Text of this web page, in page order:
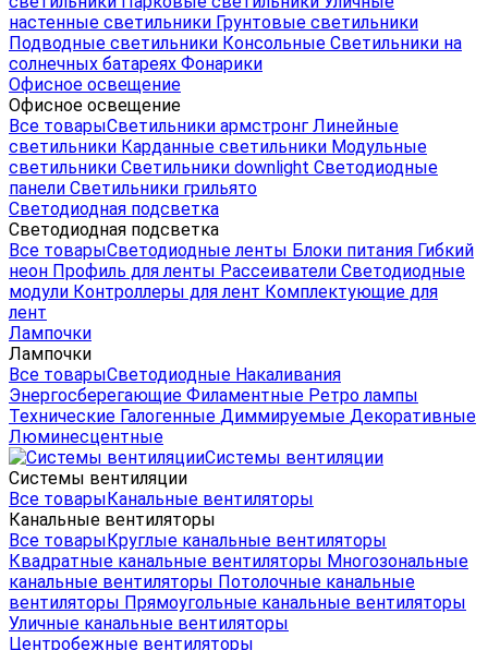
настенные светильники Грунтовые светильники
Подводные светильники Консольные Светильники на
солнечных батареях Фонарики
Офисное освещение
Офисное освещение
Все товарыСветильники армстронг Линейные
светильники Карданные светильники Модульные
светильники Светильники downlight Светодиодные
панели Светильники грильято
Светодиодная подсветка
Светодиодная подсветка
Все товарыСветодиодные ленты Блоки питания Гибкий
неон Профиль для ленты Рассеиватели Светодиодные
модули Контроллеры для лент Комплектующие для
лент
Лампочки
Лампочки
Все товарыСветодиодные Накаливания
Энергосберегающие Филаментные Ретро лампы
Технические Галогенные Диммируемые Декоративные
Люминесцентные
Системы вентиляции
Системы вентиляции
Все товарыКанальные вентиляторы
Канальные вентиляторы
Все товарыКруглые канальные вентиляторы
Квадратные канальные вентиляторы Многозональные
канальные вентиляторы Потолочные канальные
вентиляторы Прямоугольные канальные вентиляторы
Уличные канальные вентиляторы
Центробежные вентиляторы